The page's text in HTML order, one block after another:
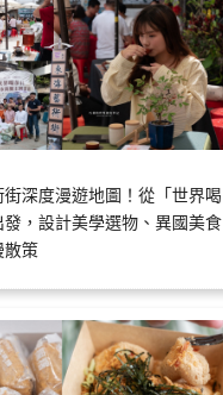
街深度漫遊地圖！從「世界喝
，設計美學選物、異國美食
散策